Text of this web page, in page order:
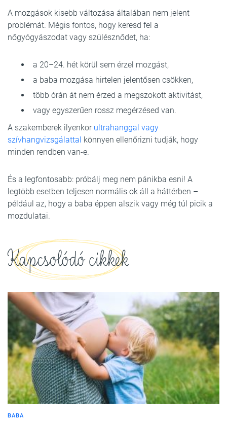
A mozgások kisebb változása általában nem jelent
problémát. Mégis fontos, hogy keresd fel a
nőgyógyászodat vagy szülésznődet, ha:
a 20–24. hét körül sem érzel mozgást,
a baba mozgása hirtelen jelentősen csökken,
több órán át nem érzed a megszokott aktivitást,
vagy egyszerűen rossz megérzésed van.
A szakemberek ilyenkorultrahanggal vagy
szívhangvizsgálattal könnyen ellenőrizni tudják, hogy
minden rendben van-e.
És a legfontosabb: próbálj meg nem pánikba esni! A
legtöbb esetben teljesen normális ok áll a háttérben –
például az, hogy a baba éppen alszik vagy még túl picik a
mozdulatai.
Kapcsolódó cikkek
BABA